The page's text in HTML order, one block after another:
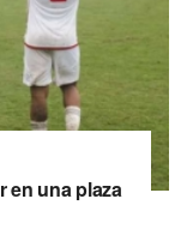
en una plaza